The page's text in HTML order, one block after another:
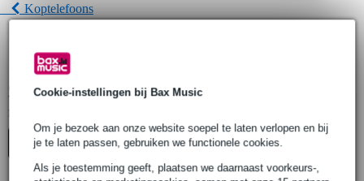
Cookie-instellingen bij Bax Music
Om je bezoek aan onze website soepel te laten verlopen en bij
je te laten passen, gebruiken we functionele cookies.
Als je toestemming geeft, plaatsen we daarnaast voorkeurs-,
Koptelefoons
Koptelefoons
Samson Koptelefoons
Top-10 Advies